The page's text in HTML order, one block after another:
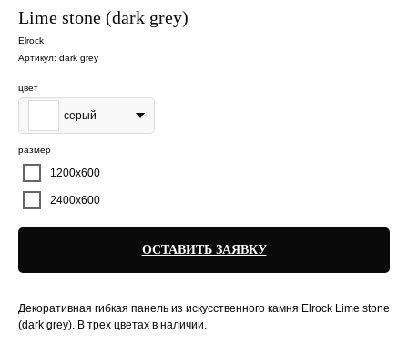
Lime stone (dark grey)
Elrock
Артикул: dark grey
цвет
серый
размер
1200х600
2400х600
ОСТАВИТЬ ЗАЯВКУ
Декоративная гибкая панель из искусственного камня Elrock Lime stone
(dark grey). В трех цветах в наличии.